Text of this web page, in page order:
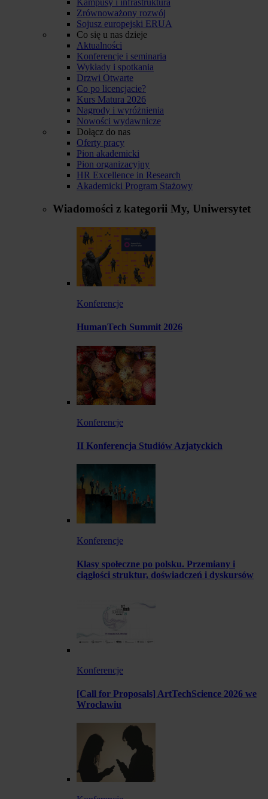
Zrównoważony rozwój
Sojusz europejski ERUA
Co się u nas dzieje
Aktualności
Konferencje i seminaria
Wykłady i spotkania
Drzwi Otwarte
Co po licencjacie?
Kurs Matura 2026
Nagrody i wyróżnienia
Nowości wydawnicze
Dołącz do nas
Oferty pracy
Pion akademicki
Pion organizacyjny
HR Excellence in Research
Akademicki Program Stażowy
Wiadomości z kategorii My, Uniwersytet
Konferencje
HumanTech Summit 2026
Konferencje
II Konferencja Studiów Azjatyckich
Konferencje
Klasy społeczne po polsku. Przemiany i
ciągłości struktur, doświadczeń i dyskursów
Konferencje
[Call for Proposals] ArtTechScience 2026 we
Wrocławiu